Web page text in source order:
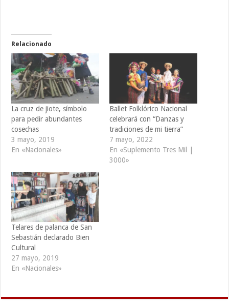
Relacionado
La cruz de jiote, símbolo
para pedir abundantes
cosechas
3 mayo, 2019
En «Nacionales»
Ballet Folklórico Nacional
celebrará con “Danzas y
tradiciones de mi tierra”
7 mayo, 2022
En «Suplemento Tres Mil |
3000»
Telares de palanca de San
Sebastián declarado Bien
Cultural
27 mayo, 2019
En «Nacionales»